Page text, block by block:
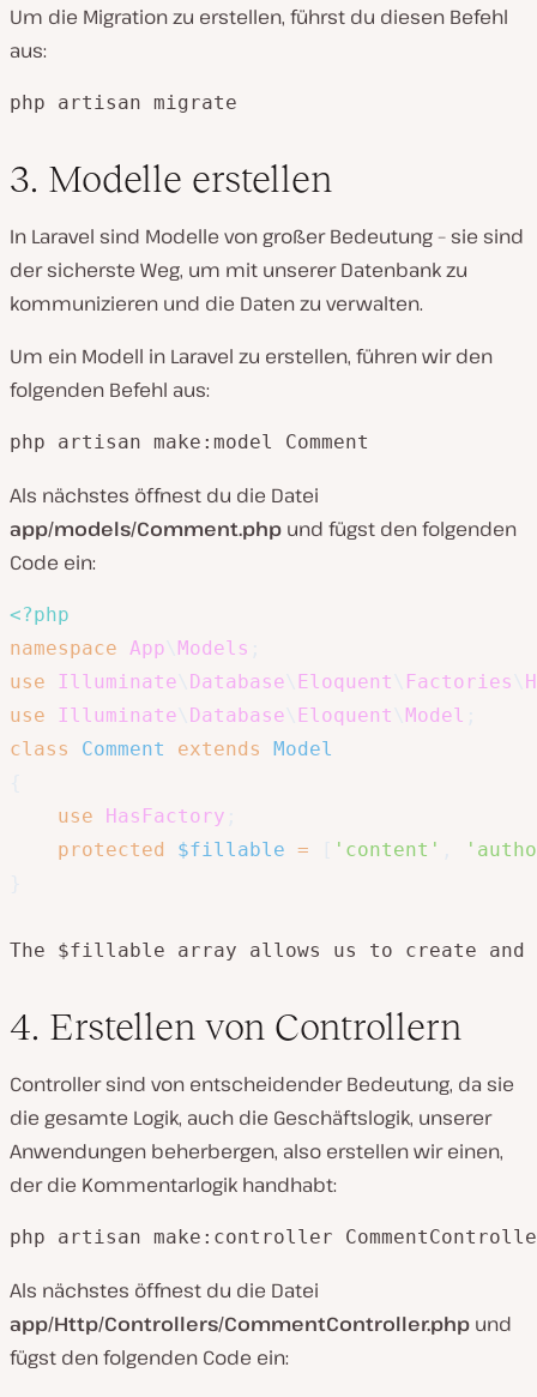
Um die Migration zu erstellen, führst du diesen Befehl
aus:
php artisan migrate
3. Modelle erstellen
In Laravel sind Modelle von großer Bedeutung – sie sind
der sicherste Weg, um mit unserer Datenbank zu
kommunizieren und die Daten zu verwalten.
Um ein Modell in Laravel zu erstellen, führen wir den
folgenden Befehl aus:
php artisan make:model Comment
Als nächstes öffnest du die Datei
app/models/Comment.php und fügst den folgenden
Code ein:
<?php
namespace App Models
use
Illuminate Database Eloquent Factories
use
Illuminate Database Eloquent Model
class
Comment extends
Model
use
HasFactory
protected
$fillable = 'content'
The $fillable array allows us to create and
4. Erstellen von Controllern
Controller sind von entscheidender Bedeutung, da sie
die gesamte Logik, auch die Geschäftslogik, unserer
Anwendungen beherbergen, also erstellen wir einen,
der die Kommentarlogik handhabt:
php artisan make:controller
Als nächstes öffnest du die Datei
app/Http/Controllers/CommentController.php und
fügst den folgenden Code ein: